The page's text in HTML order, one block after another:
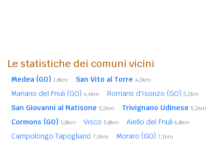
Le statistiche dei comuni vicini
Medea (GO) 1,8km San Vito al Torre 4,0km
Mariano del Friuli (GO) 4,4km Romans d'Isonzo (GO) 5,2km
San Giovanni al Natisone 5,2km Trivignano Udinese 5,2km
Cormons (GO) 5,8km Visco 5,8km Aiello del Friuli 6,8km
Campolongo Tapogliano 7,0km Moraro (GO) 7,1km